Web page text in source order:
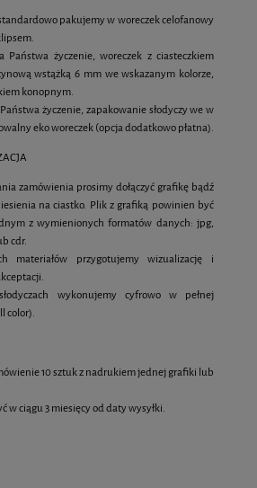
pakujemy w woreczek celofanowy
Państwa życzenie, woreczek z ciasteczkiem
wstążką 6 mm we wskazanym kolorze,
konopnym.
życzenie, zapakowanie słodyczy we w
eko woreczek (opcja dodatkowo płatna).
zamówienia prosimy dołączyć grafikę bądź
na ciastko. Plik z grafiką powinien być
z wymienionych formatów danych: jpg,
cdr.
materiałów przygotujemy wizualizację i
wykonujemy cyfrowo w pełnej
color).
10 sztuk z nadrukiem jednej grafiki lub
w ciągu 3 miesięcy od daty wysyłki.